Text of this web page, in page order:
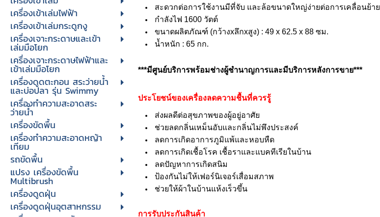
เครื่องเข้าเล่มไฟฟ้า
เครื่องเข้าเล่มกระดูกงู
เครื่องเจาะกระดาษและเข้า
เล่มมือโยก
เครื่องเจาะกระดาษไฟฟ้าและ
เข้าเล่มมือโยก
เครื่องดูดตะกอน สระว่ายน้ำ
และบ่อปลา รุ่น Swimmy
เครื่องทำความสะอาดสระ
ว่ายน้ำ
เครื่องขัดพื้น
เครื่องทำความสะอาดหญ้า
เทียม
รถขัดพื้น
แปรง เครื่องขัดพื้น
Multibrush
เครื่องดูดฝุ่น
เครื่องดูดฝุ่นอุตสาหกรรม
สะดวกต่อการใช้งานมีที่จับ และล้อขนาดใหญ่ง่ายต่อการเคลื่อนย้าย
กำลังไฟ 1600 วัตต์
ขนาดผลิตภัณฑ์ (กว้างxลึกxสูง) : 49 x 62.5 x 88 ซม.
น้ำหนัก : 65 กก.
***มีศูนย์บริการพร้อมช่างผู้ชำนาญการและมีบริการหลังการขาย***
ประโยชน์ของเครื่องลดความชื้นที่ควรรู้
ส่งผลดีต่อสุขภาพของผู้อยู่อาศัย
ช่วยลดกลิ่นเหม็นอับและกลิ่นไม่พึงประสงค์
ลดการเกิดอาการภูมิแพ้และหอบหืด
ลดการเกิดเชื้อโรค เชื้อราและแบคทีเรียในบ้าน
ลดปัญหาการเกิดสนิม
ป้องกันไม่ให้เฟอร์นิเจอร์เสื่อมสภาพ
ช่วยให้ผ้าในบ้านแห้งเร็วขึ้น
การรับประกันสินค้า